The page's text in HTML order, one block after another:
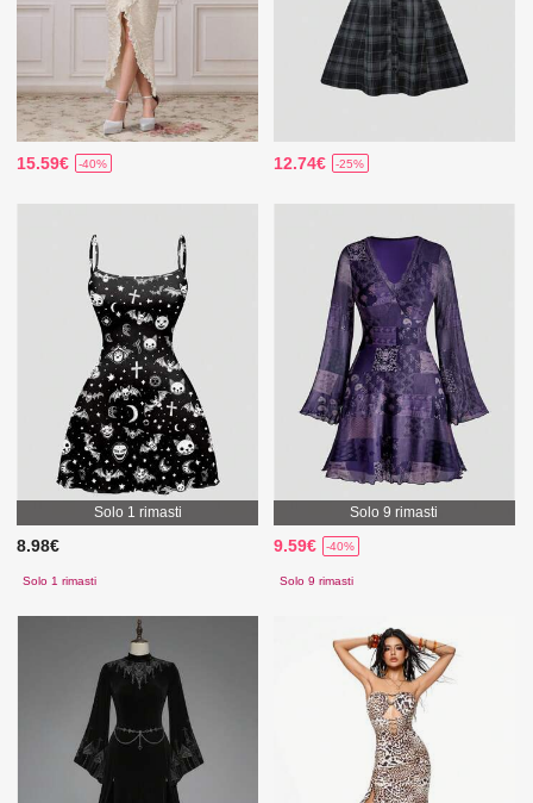
15.59€ -40% 12.74€ -25%
Solo 1 rimasti
8.98€
Solo 1 rimasti
Solo 9 rimasti
9.59€ -40%
Solo 9 rimasti